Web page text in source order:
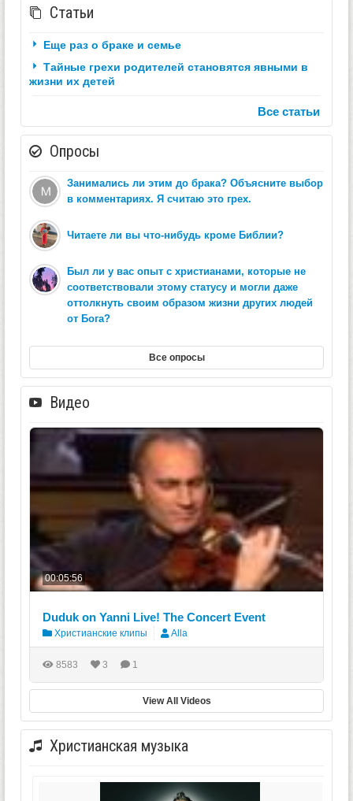
Статьи
Еще раз о браке и семье
Тайные грехи родителей становятся явными в
жизни их детей
Все статьи
Опросы
Занимались ли этим до брака? Объясните выбор
в комментариях. Я считаю это грех.
Читаете ли вы что-нибудь кроме Библии?
Был ли у вас опыт с христианами, которые не
соответствовали этому статусу и могли даже
оттолкнуть своим образом жизни других людей
от Бога?
Все опросы
Видео
00:05:56
Duduk on Yanni Live! The Concert Event
Христианские клипы Alla
8583 3 1
View All Videos
Христианская музыка